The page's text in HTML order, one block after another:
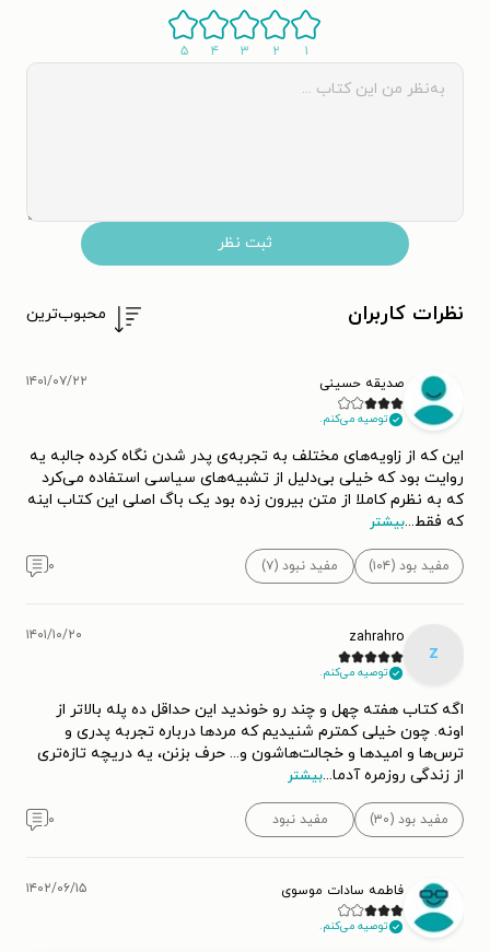
۱ ۲ ۳ ۴ ۵
ثبت نظر
نظرات کاربران محبوب‌ترین
صدیقه حسینی
توصیه می‌کنم.
۱۴۰۱/۰۷/۲۲
این که از زاویه‌های مختلف به تجربه‌ی پدر شدن نگاه کرده جالبه یه
روایت بود که خیلی بی‌دلیل از تشبیه‌های سیاسی استفاده می‌کرد
که به نظرم کاملا از متن بیرون زده بود یک باگ اصلی این کتاب اینه
که فقط...بیشتر
مفید بود (۱۰۴) مفید نبود (۷) ۰
z
zahrahro
توصیه می‌کنم.
۱۴۰۱/۱۰/۲۰
اگه کتاب هفته چهل و چند رو خوندید این حداقل ده پله بالاتر از
اونه. چون خیلی کمترم شنیدیم که مردها درباره تجربه پدری و
ترس‌ها و امیدها و خجالت‌هاشون و... حرف بزنن، یه دریچه تازه‌تری
از زندگی روزمره آدما...بیشتر
مفید بود (۳۰) مفید نبود ۰
فاطمه سادات موسوی
توصیه می‌کنم.
۱۴۰۲/۰۶/۱۵